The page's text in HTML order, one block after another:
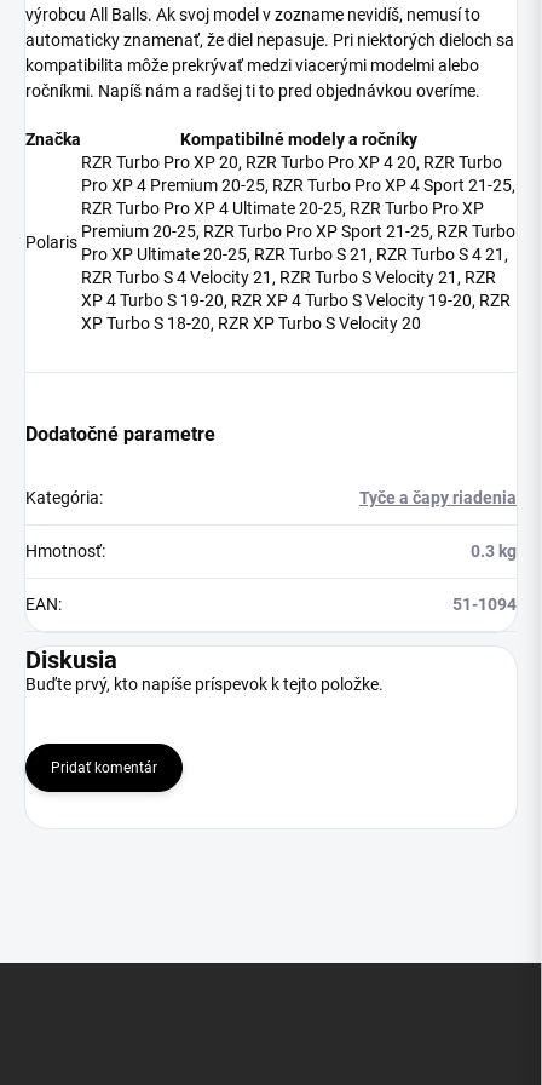
výrobcu All Balls. Ak svoj model v zozname nevidíš, nemusí to
automaticky znamenať, že diel nepasuje. Pri niektorých dieloch sa
kompatibilita môže prekrývať medzi viacerými modelmi alebo
ročníkmi. Napíš nám a radšej ti to pred objednávkou overíme.
Značka Kompatibilné modely a ročníky
Polaris
RZR Turbo Pro XP 20, RZR Turbo Pro XP 4 20, RZR Turbo
Pro XP 4 Premium 20-25, RZR Turbo Pro XP 4 Sport 21-25,
RZR Turbo Pro XP 4 Ultimate 20-25, RZR Turbo Pro XP
Premium 20-25, RZR Turbo Pro XP Sport 21-25, RZR Turbo
Pro XP Ultimate 20-25, RZR Turbo S 21, RZR Turbo S 4 21,
RZR Turbo S 4 Velocity 21, RZR Turbo S Velocity 21, RZR
XP 4 Turbo S 19-20, RZR XP 4 Turbo S Velocity 19-20, RZR
XP Turbo S 18-20, RZR XP Turbo S Velocity 20
Dodatočné parametre
Kategória: Tyče a čapy riadenia
Hmotnosť: 0.3 kg
EAN: 51-1094
Diskusia
Buďte prvý, kto napíše príspevok k tejto položke.
Pridať komentár